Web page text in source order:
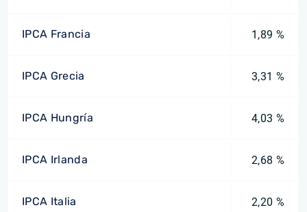
IPCA Francia 1,89 %
IPCA Grecia 3,31 %
IPCA Hungría 4,03 %
IPCA Irlanda 2,68 %
IPCA Italia 2,20 %